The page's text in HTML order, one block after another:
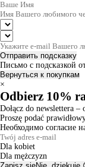
Отправить подсказку
Письмо с подсказкой
Вернуться к покупкам
×
Odbierz 10%
Dołącz do newslettera
Proszę podać
Необходимо согласие
Dla kobiet
Dla mężczyzn